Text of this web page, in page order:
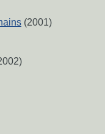
(2001)